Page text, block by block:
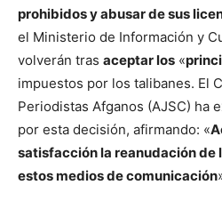
prohibidos y abusar de sus
el Ministerio de Información y
volverán tras aceptar los «
impuestos por los talibanes. El
Periodistas Afganos (AJSC) ha
por esta decisión, afirmando: «
satisfacción la reanudación de
estos medios de comunicación